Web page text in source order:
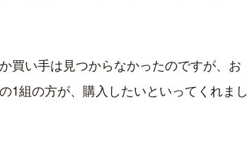
買い手は見つからなかったのですが、お
1組の方が、購入したいといってくれまし